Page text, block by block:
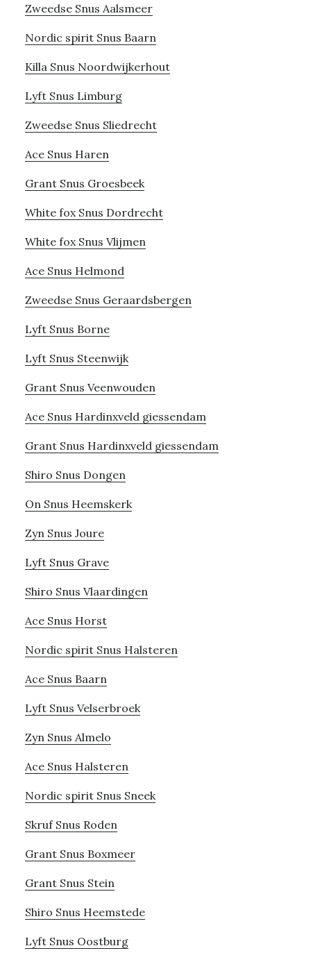
Zweedse Snus Aalsmeer
Nordic spirit Snus Baarn
Killa Snus Noordwijkerhout
Lyft Snus Limburg
Zweedse Snus Sliedrecht
Ace Snus Haren
Grant Snus Groesbeek
White fox Snus Dordrecht
White fox Snus Vlijmen
Ace Snus Helmond
Zweedse Snus Geraardsbergen
Lyft Snus Borne
Lyft Snus Steenwijk
Grant Snus Veenwouden
Ace Snus Hardinxveld giessendam
Grant Snus Hardinxveld giessendam
Shiro Snus Dongen
On Snus Heemskerk
Zyn Snus Joure
Lyft Snus Grave
Shiro Snus Vlaardingen
Ace Snus Horst
Nordic spirit Snus Halsteren
Ace Snus Baarn
Lyft Snus Velserbroek
Zyn Snus Almelo
Ace Snus Halsteren
Nordic spirit Snus Sneek
Skruf Snus Roden
Grant Snus Boxmeer
Grant Snus Stein
Shiro Snus Heemstede
Lyft Snus Oostburg